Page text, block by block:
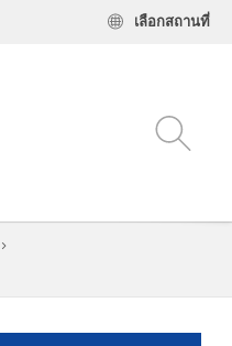
เลือกสถานที่